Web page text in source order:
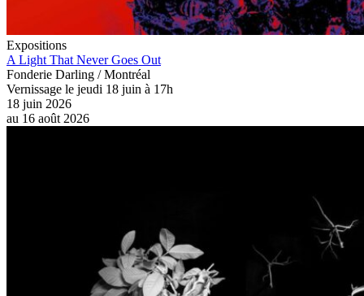
Expositions
A Light That Never Goes Out
Fonderie Darling / Montréal
Vernissage le jeudi 18 juin à 17h
18 juin 2026
au 16 août 2026